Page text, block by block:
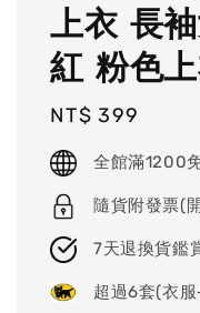
上衣 長
紅 粉色
Regular
price
NT$ 399
全館滿1200
隨貨附發票(
7天退換貨鑑
超過6套(衣